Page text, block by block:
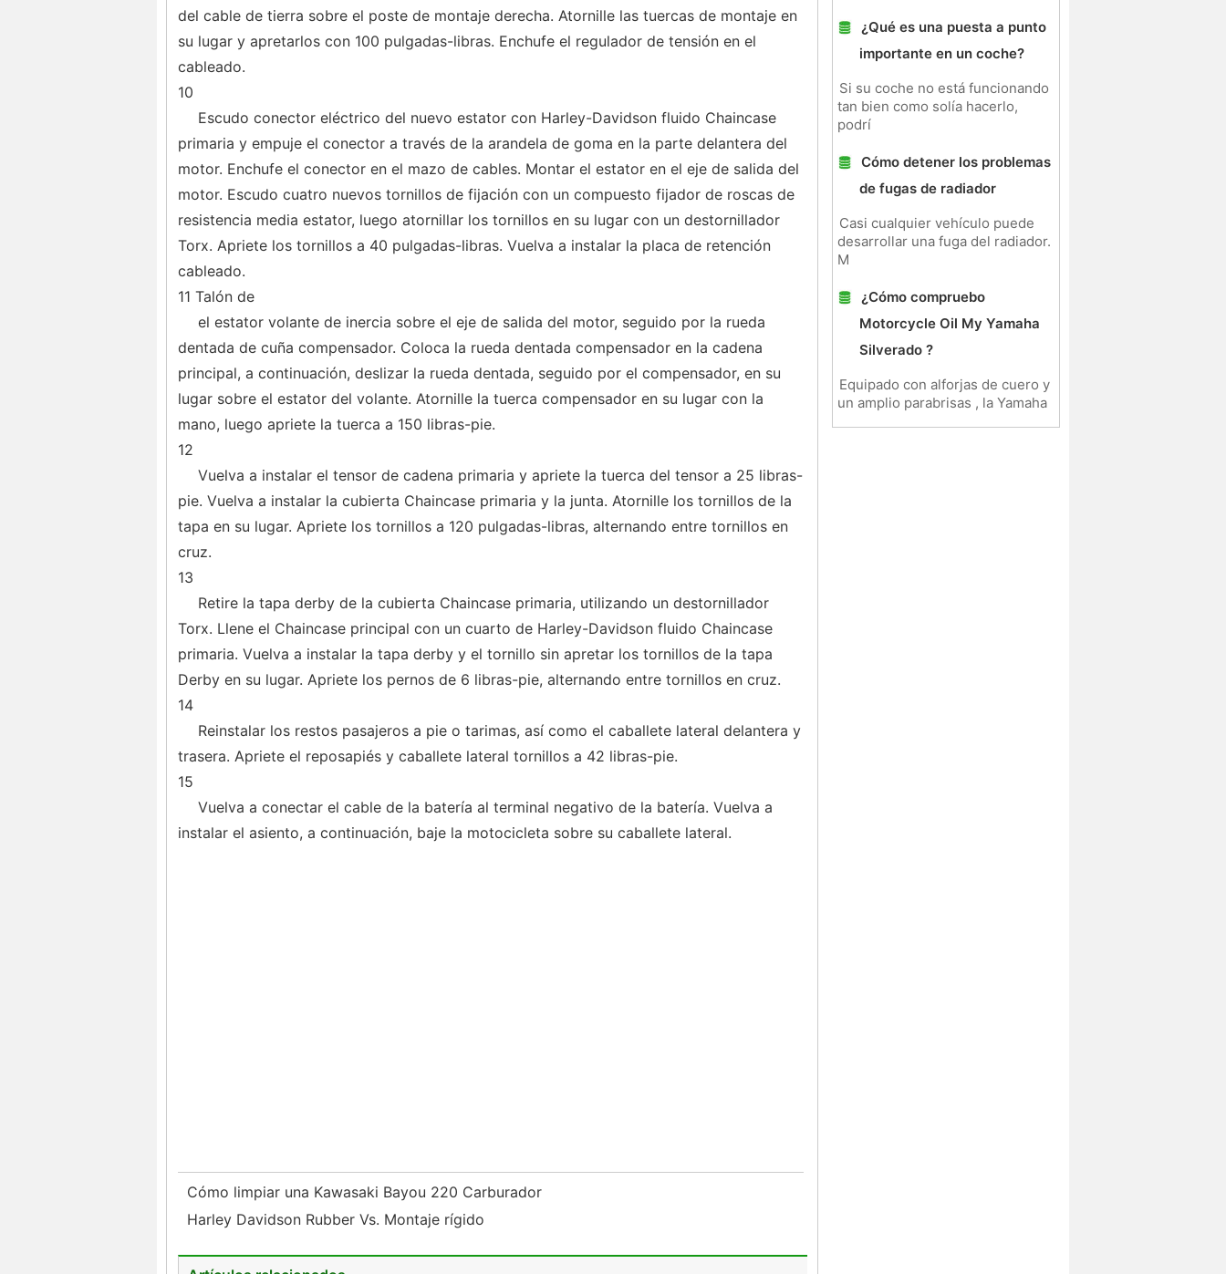
del cable de tierra sobre el poste de montaje derecha. Atornille las tuercas de montaje en
su lugar y apretarlos con 100 pulgadas-libras. Enchufe el regulador de tensión en el
cableado.
10
Escudo conector eléctrico del nuevo estator con Harley-Davidson fluido Chaincase
primaria y empuje el conector a través de la arandela de goma en la parte delantera del
motor. Enchufe el conector en el mazo de cables. Montar el estator en el eje de salida del
motor. Escudo cuatro nuevos tornillos de fijación con un compuesto fijador de roscas de
resistencia media estator, luego atornillar los tornillos en su lugar con un destornillador
Torx. Apriete los tornillos a 40 pulgadas-libras. Vuelva a instalar la placa de retención
cableado.
11 Talón de
el estator volante de inercia sobre el eje de salida del motor, seguido por la rueda
dentada de cuña compensador. Coloca la rueda dentada compensador en la cadena
principal, a continuación, deslizar la rueda dentada, seguido por el compensador, en su
lugar sobre el estator del volante. Atornille la tuerca compensador en su lugar con la
mano, luego apriete la tuerca a 150 libras-pie.
12
Vuelva a instalar el tensor de cadena primaria y apriete la tuerca del tensor a 25 libras-
pie. Vuelva a instalar la cubierta Chaincase primaria y la junta. Atornille los tornillos de la
tapa en su lugar. Apriete los tornillos a 120 pulgadas-libras, alternando entre tornillos en
cruz.
13
Retire la tapa derby de la cubierta Chaincase primaria, utilizando un destornillador
Torx. Llene el Chaincase principal con un cuarto de Harley-Davidson fluido Chaincase
primaria. Vuelva a instalar la tapa derby y el tornillo sin apretar los tornillos de la tapa
Derby en su lugar. Apriete los pernos de 6 libras-pie, alternando entre tornillos en cruz.
14
Reinstalar los restos pasajeros a pie o tarimas, así como el caballete lateral delantera y
trasera. Apriete el reposapiés y caballete lateral tornillos a 42 libras-pie.
15
Vuelva a conectar el cable de la batería al terminal negativo de la batería. Vuelva a
instalar el asiento, a continuación, baje la motocicleta sobre su caballete lateral.
Cómo limpiar una Kawasaki Bayou 220 Carburador
Harley Davidson Rubber Vs. Montaje rígido
¿Qué es una puesta a punto
importante en un coche?
Si su coche no está funcionando
tan bien como solía hacerlo,
podrí
Cómo detener los problemas
de fugas de radiador
Casi cualquier vehículo puede
desarrollar una fuga del radiador.
M
¿Cómo compruebo
Motorcycle Oil My Yamaha
Silverado ?
Equipado con alforjas de cuero y
un amplio parabrisas , la Yamaha